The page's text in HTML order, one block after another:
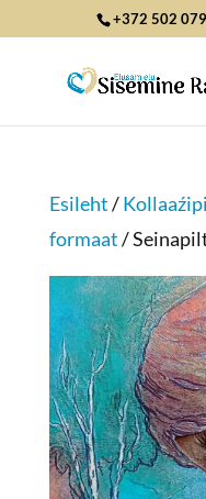
+372 502
Esileht/
formaat/